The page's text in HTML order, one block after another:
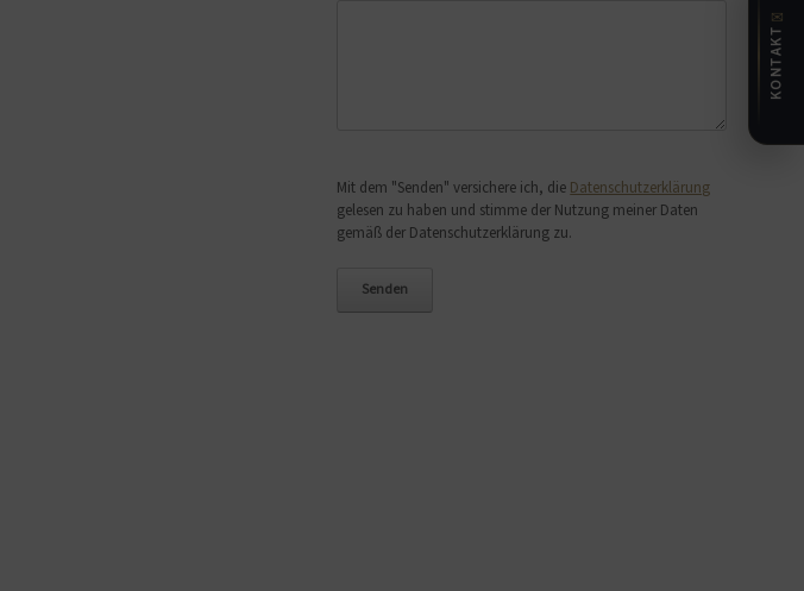
Mit dem "Senden" versichere ich, die Datenschutzerklärung
gelesen zu haben und stimme der Nutzung meiner Daten
gemäß der Datenschutzerklärung zu.
✉
KONTAKT